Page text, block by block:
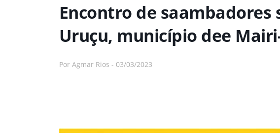
Encontro de saambadores
Uruçu, município dee
Por Agmar Rios - 03/03/2023